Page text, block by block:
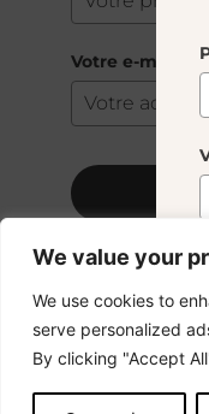
We value your
We use cookies to
serve personalized
By clicking "Accept
Votre e-mail
Copyright
Toutes les créations,
protégés par le